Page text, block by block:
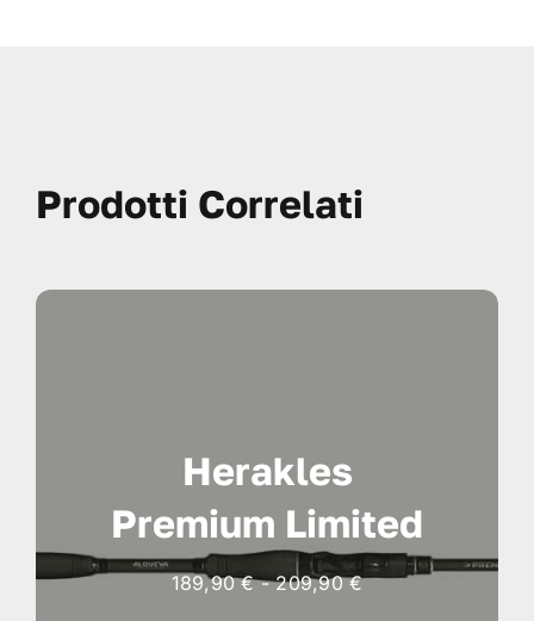
Prodotti Correlati
Herakles
Premium Limited
189,90€ - 209,90€Fascia